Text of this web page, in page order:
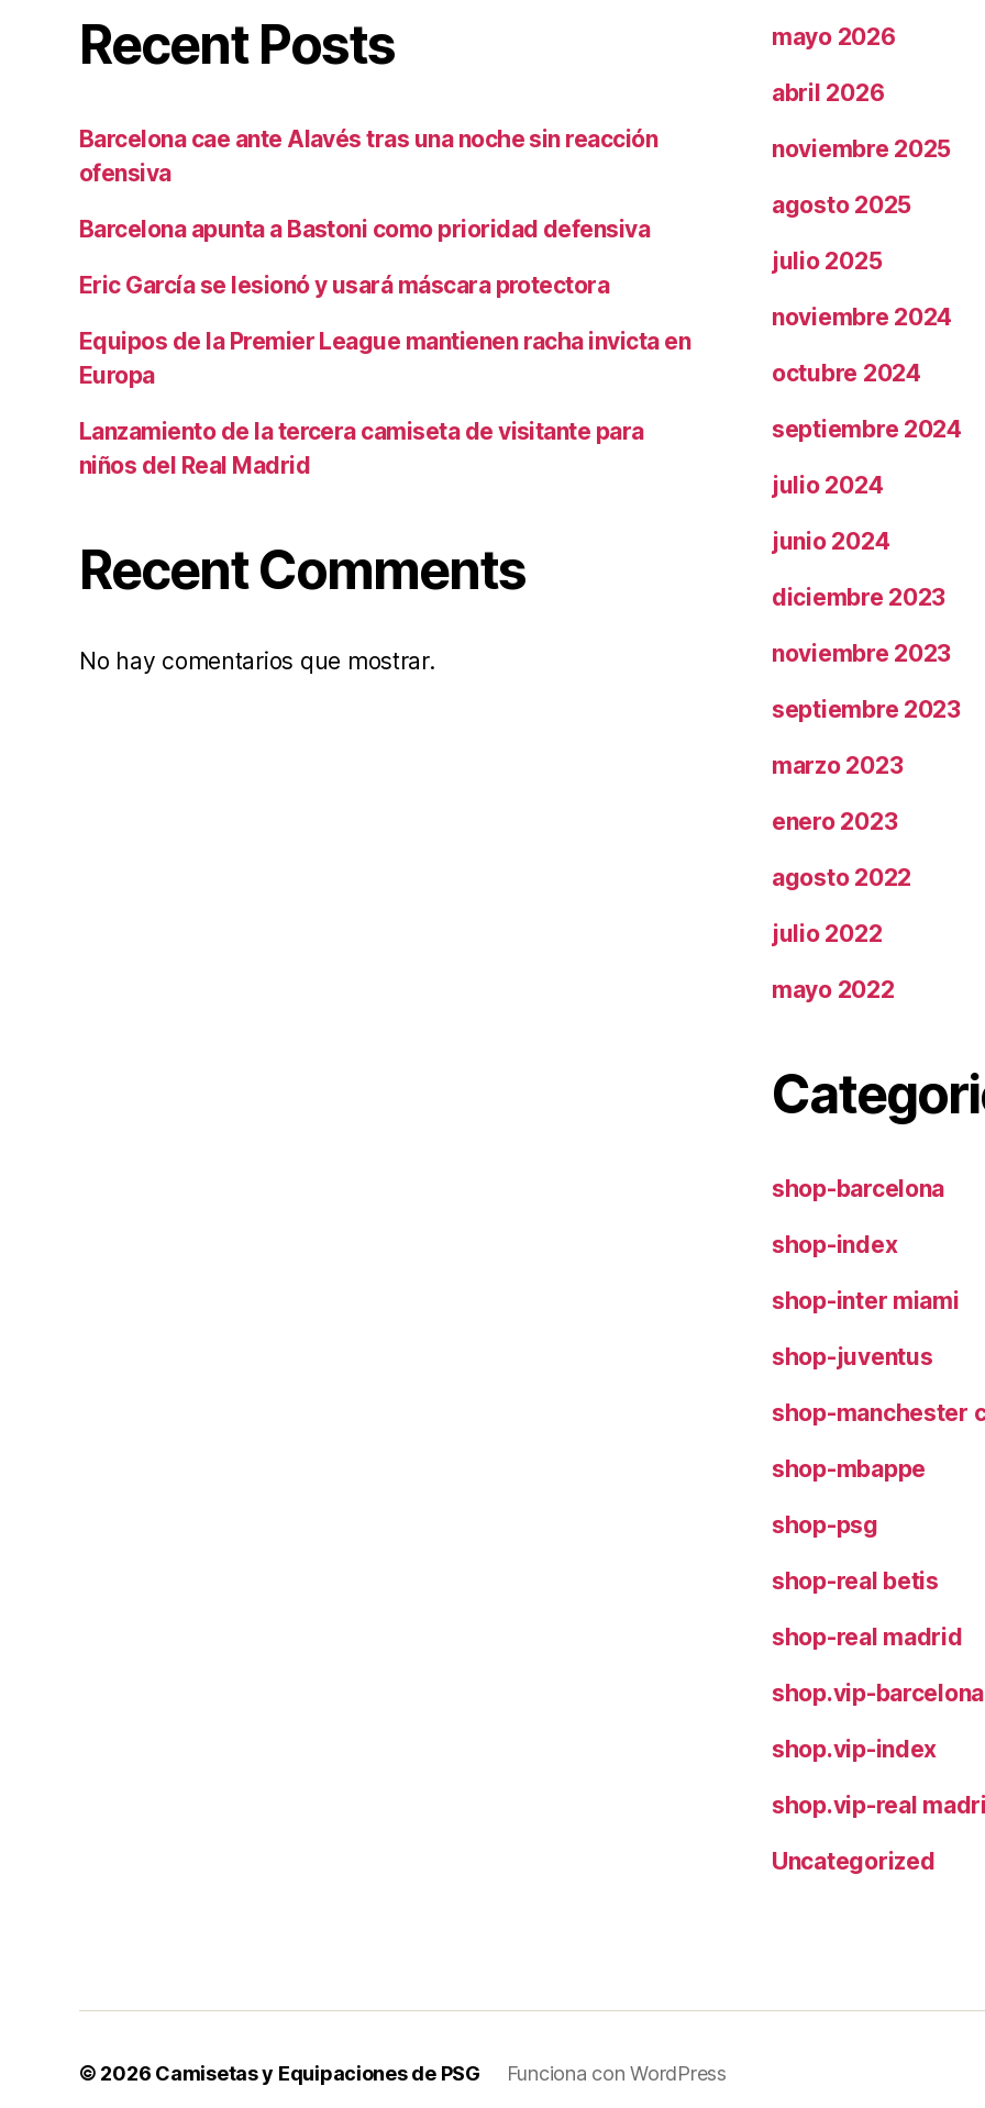
Recent Posts
Barcelona cae ante Alavés tras una noche sin reacción
ofensiva
Barcelona apunta a Bastoni como prioridad defensiva
Eric García se lesionó y usará máscara protectora
Equipos de la Premier League mantienen racha invicta en
Europa
Lanzamiento de la tercera camiseta de visitante para
niños del Real Madrid
Recent Comments
No hay comentarios que mostrar.
mayo 2026
abril 2026
noviembre 2025
agosto 2025
julio 2025
noviembre 2024
octubre 2024
septiembre 2024
julio 2024
junio 2024
diciembre 2023
noviembre 2023
septiembre 2023
marzo 2023
enero 2023
agosto 2022
julio 2022
mayo 2022
shop-barcelona
shop-index
shop-inter miami
shop-juventus
shop-manchester
shop-mbappe
shop-psg
shop-real betis
shop-real madrid
shop.vip-barcelona
shop.vip-index
shop.vip-real
Uncategorized
© 2026 Camisetas y Equipaciones de PSG Funciona con WordPress